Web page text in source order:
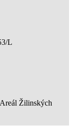
L
Žilinských